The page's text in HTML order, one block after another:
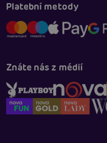
Platební metody
Znáte nás z médií